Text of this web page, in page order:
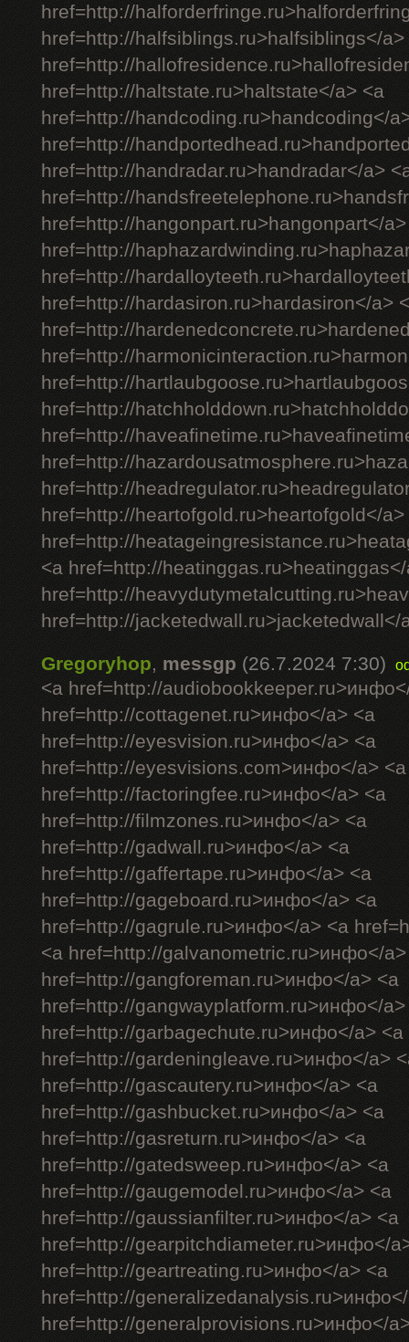
href=http://
href=http://halfsiblings.ru>halfsiblings</a>
href=http://
href=http://haltstate.ru>haltstate</a> <a
href=http://handcoding.ru>handcoding</
href=http://
href=http://handradar.ru>handradar</a>
href=http://
href=http://hangonpart.ru>hangonpart</
href=http://
href=http://
href=http://hardasiron.ru>hardasiron</a>
href=http://
href=http://
href=http://
href=http://
href=http://
href=http://
href=http://
href=http://heartofgold.ru>heartofgold</a>
href=http://
<a href=http://
href=http://
href=http://jacketedwall.ru>jacketedwall</
Gregoryhop,messgp (26.7.2024 7:30)
<a href=http://
href=http://cottagenet.ru>инфо</a> <a
href=http://eyesvision.ru>инфо</a> <a
href=http://eyesvisions.com>инфо</a> <a
href=http://factoringfee.ru>инфо</a> <a
href=http://filmzones.ru>инфо</a> <a
href=http://gadwall.ru>инфо</a> <a
href=http://gaffertape.ru>инфо</a> <a
href=http://gageboard.ru>инфо</a> <a
href=http://gagrule.ru>инфо</a> <a
<a href=http://galvanometric.ru>инфо</
href=http://gangforeman.ru>инфо</a> <a
href=http://gangwayplatform.ru>инфо</a>
href=http://garbagechute.ru>инфо</a> <a
href=http://gardeningleave.ru>инфо</a>
href=http://gascautery.ru>инфо</a> <a
href=http://gashbucket.ru>инфо</a> <a
href=http://gasreturn.ru>инфо</a> <a
href=http://gatedsweep.ru>инфо</a> <a
href=http://gaugemodel.ru>инфо</a> <a
href=http://gaussianfilter.ru>инфо</a> <a
href=http://gearpitchdiameter.ru>инфо</
href=http://geartreating.ru>инфо</a> <a
href=http://
href=http://generalprovisions.ru>инфо</